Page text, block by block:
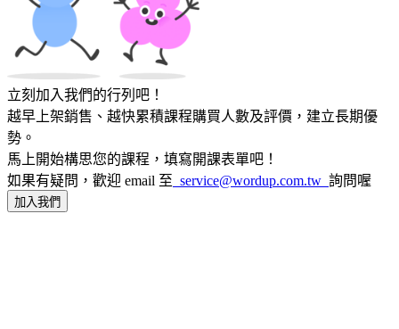
立刻加入我們的行列吧！
越早上架銷售、越快累積課程購買人數及評價，建立長期優
勢。
馬上開始構思您的課程，填寫開課表單吧！
如果有疑問，歡迎 email 至 service@wordup.com.tw 詢問喔
加入我們